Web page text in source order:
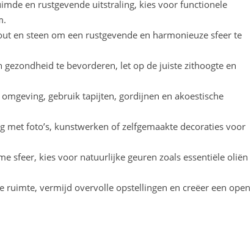
en rustgevende uitstraling, kies voor functionele
en steen om een rustgevende en harmonieuze sfeer te
te bevorderen, let op de juiste zithoogte en
gebruik tapijten, gordijnen en akoestische
foto’s, kunstwerken of zelfgemaakte decoraties voor
sfeer, kies voor natuurlijke geuren zoals essentiële oliën
vermijd overvolle opstellingen en creëer een open